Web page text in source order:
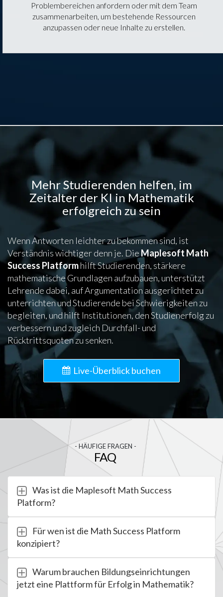
Problembereichen anfordern oder mit dem Team
zusammenarbeiten, um bestehende Ressourcen
anzupassen oder neue Inhalte zu erstellen.
Mehr Studierenden helfen, im
Zeitalter der KI in Mathematik
erfolgreich zu sein
Wenn Antworten leichter zu bekommen sind, ist
Verständnis wichtiger denn je. Die Maplesoft Math
Success Platformhilft Studierenden, stärkere
mathematische Grundlagen aufzubauen, unterstützt
Lehrende dabei, auf Argumentation ausgerichtet zu
unterrichten und Studierende bei Schwierigkeiten zu
begleiten, und hilft Institutionen, den Studienerfolg zu
verbessern und zugleich Durchfall- und
Rücktrittsquoten zu senken.
Live-Überblick buchen
- HÄUFIGE FRAGEN -
FAQ
Was ist die Maplesoft Math Success
Platform?
Für wen ist die Math Success Platform
konzipiert?
Warum brauchen Bildungseinrichtungen
jetzt eine Plattform für Erfolg in Mathematik?